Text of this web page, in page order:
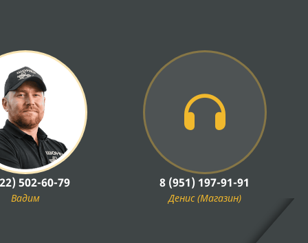
502-60-79
Вадим
8 (951) 197-91-91
Денис (Магазин)